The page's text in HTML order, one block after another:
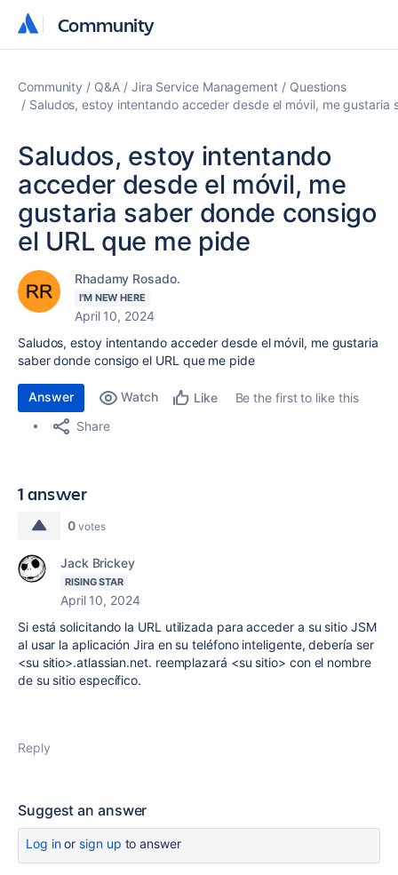
Community
Community
Community Q&A Jira Service Management
Questions
Saludos, estoy intentando acceder desde el móvil, me gustaria
Saludos, estoy intentando
acceder desde el móvil, me
gustaria saber donde consigo
el URL que me pide
Rhadamy Rosado.
I'M NEW HERE
April 10, 2024
Saludos, estoy intentando acceder desde el móvil, me gustaria
saber donde consigo el URL que me pide
Answer Watch Like
Be the first to like this
Share
1 answer
0 votes
Jack Brickey
RISING STAR
April 10, 2024
Si está solicitando la URL utilizada para acceder a su sitio JSM
al usar la aplicación Jira en su teléfono inteligente, debería ser
<su sitio>.atlassian.net. reemplazará <su sitio> con el nombre
de su sitio específico.
Reply
Suggest an answer
Log inor sign up to answer